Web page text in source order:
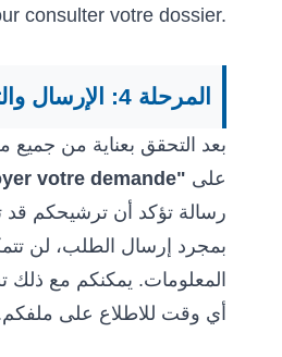
consulter votre dossier.
المرحلة 4: الإرسال والتأكيد
بعد التحقق بعناية من جميع
على "Envoyer votre demande"
رسالة تؤكد أن ترشيحكم قد
بمجرد إرسال الطلب، لن
المعلومات. يمكنكم مع
أي وقت للاطلاع على